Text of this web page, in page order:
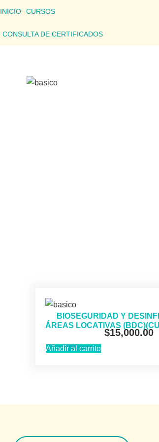
INICIO CURSOS
CONSULTA DE CERTIFICADOS
BIOSEGURIDAD Y
ÁREAS LOCATIVAS
$15,000.00
Añadir al carrito